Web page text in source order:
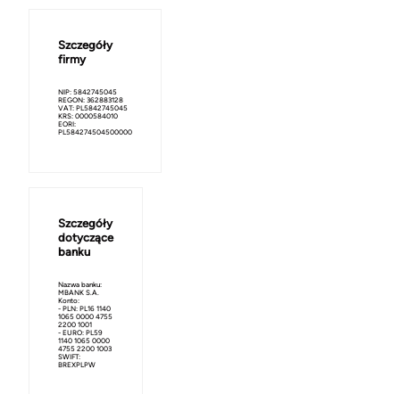
Szczegóły
firmy
NIP: 5842745045
REGON: 362883128
VAT: PL5842745045
KRS: 0000584010
EORI:
PL584274504500000
Szczegóły
dotyczące
banku
Nazwa banku:
MBANK S.A.
Konto:
- PLN: PL16 1140
1065 0000 4755
2200 1001
- EURO: PL59
1140 1065 0000
4755 2200 1003
SWIFT:
BREXPLPW